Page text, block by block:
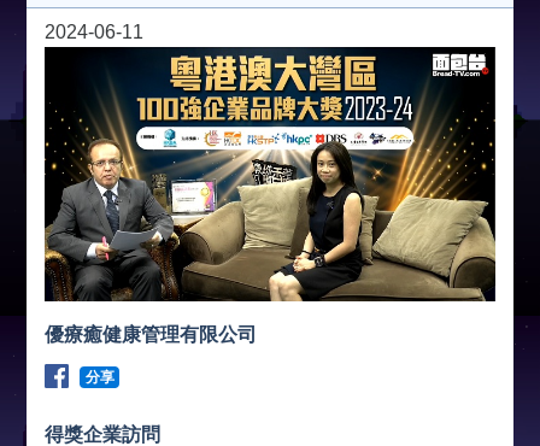
2024-06-11
優療癒健康管理有限公司
分享
得獎企業訪問